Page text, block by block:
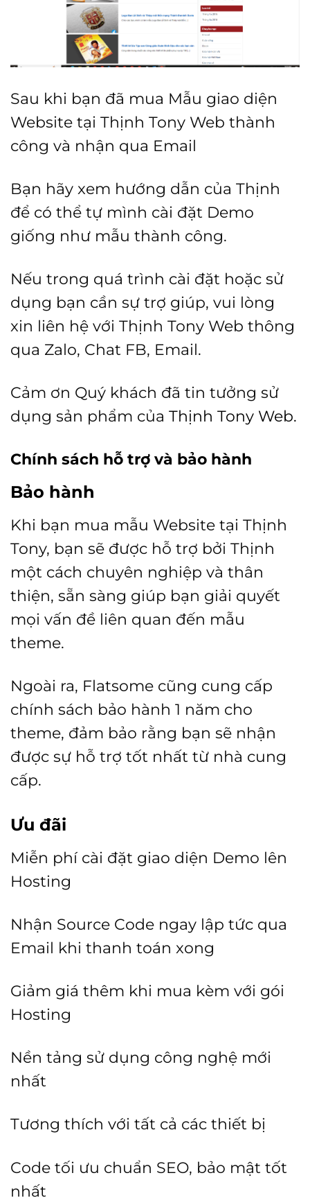
Sau khi bạn đã mua Mẫu giao diện
Website tại Thịnh Tony Web thành
công và nhận qua Email
Bạn hãy xem hướng dẫn của Thịnh
để có thể tự mình cài đặt Demo
giống như mẫu thành công.
Nếu trong quá trình cài đặt hoặc sử
dụng bạn cần sự trợ giúp, vui lòng
xin liên hệ với Thịnh Tony Web thông
qua Zalo, Chat FB, Email.
Cảm ơn Quý khách đã tin tưởng sử
dụng sản phẩm của Thịnh Tony Web.
Chính sách hỗ trợ và bảo hành
Bảo hành
Khi bạn mua mẫu Website tại Thịnh
Tony, bạn sẽ được hỗ trợ bởi Thịnh
một cách chuyên nghiệp và thân
thiện, sẵn sàng giúp bạn giải quyết
mọi vấn đề liên quan đến mẫu
theme.
Ngoài ra, Flatsome cũng cung cấp
chính sách bảo hành 1 năm cho
theme, đảm bảo rằng bạn sẽ nhận
được sự hỗ trợ tốt nhất từ nhà cung
cấp.
Ưu đãi
Miễn phí cài đặt giao diện Demo lên
Hosting
Nhận Source Code ngay lập tức qua
Email khi thanh toán xong
Giảm giá thêm khi mua kèm với gói
Hosting
Nền tảng sử dụng công nghệ mới
nhất
Tương thích với tất cả các thiết bị
Code tối ưu chuẩn SEO, bảo mật tốt
nhất